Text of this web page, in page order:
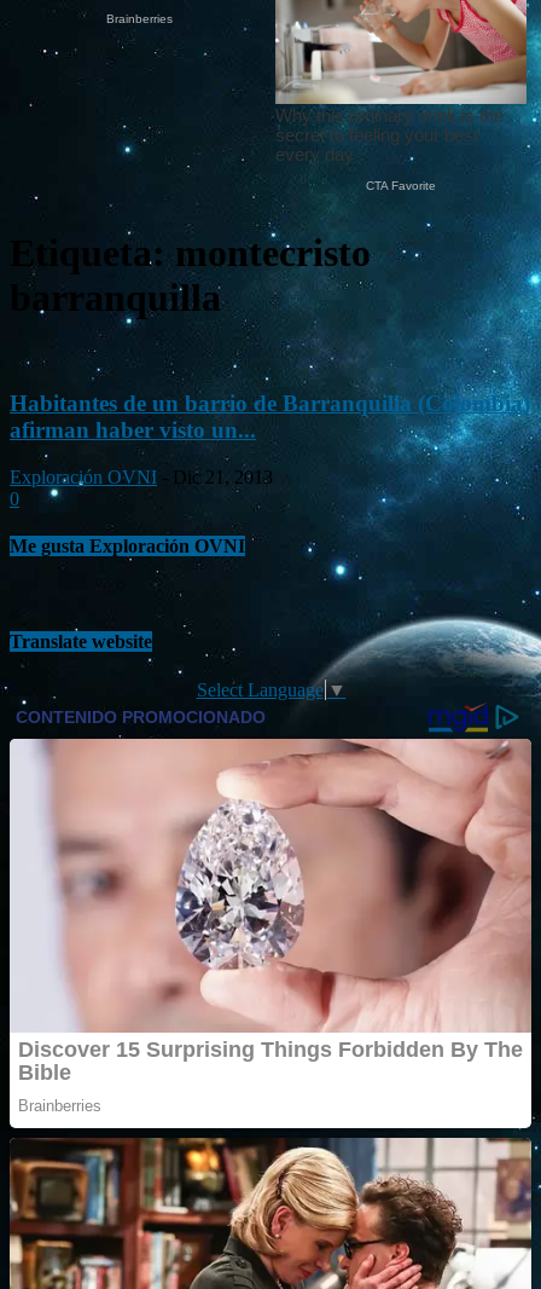
Etiqueta: montecristo
barranquilla
Habitantes de un barrio de Barranquilla (Colombia)
afirman haber visto un...
Exploración OVNI - Dic 21, 2013
0
Me gusta Exploración OVNI
Translate website
Select Language ▼